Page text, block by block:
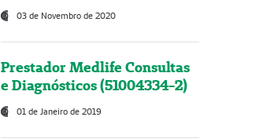
03 de Novembro de 2020
Prestador Medlife Consultas
e Diagnósticos (51004334-2)
01 de Janeiro de 2019